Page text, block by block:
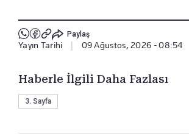
Paylaş
Yayın Tarihi 09 Ağustos, 2026 - 08:54
Haberle İlgili Daha Fazlası
3. Sayfa